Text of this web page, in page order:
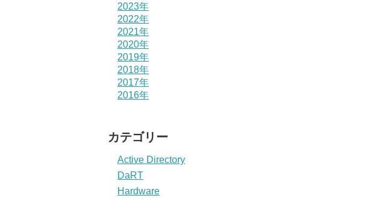
2023年
2022年
2021年
2020年
2019年
2018年
2017年
2016年
カテゴリー
Active Directory
DaRT
Hardware